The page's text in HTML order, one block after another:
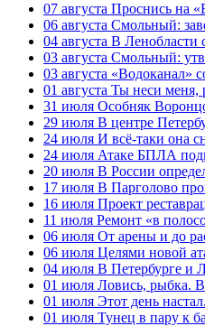
07 августа Проснись на
06 августа Смольный:
04 августа В Ленобласти
03 августа Смольный:
03 августа «Водоканал»
01 августа Ты неси меня,
31 июля Особняк
29 июля В центре
24 июля И всё-таки она
24 июля Атаке БПЛА
20 июля В России
17 июля В Парголово
16 июля Проект
11 июля Ремонт «в
06 июля От арены и до
06 июля Целями новой
04 июля В Петербурге и
01 июля Ловись, рыбка.
01 июля Этот день
01 июля Тунец в пару к